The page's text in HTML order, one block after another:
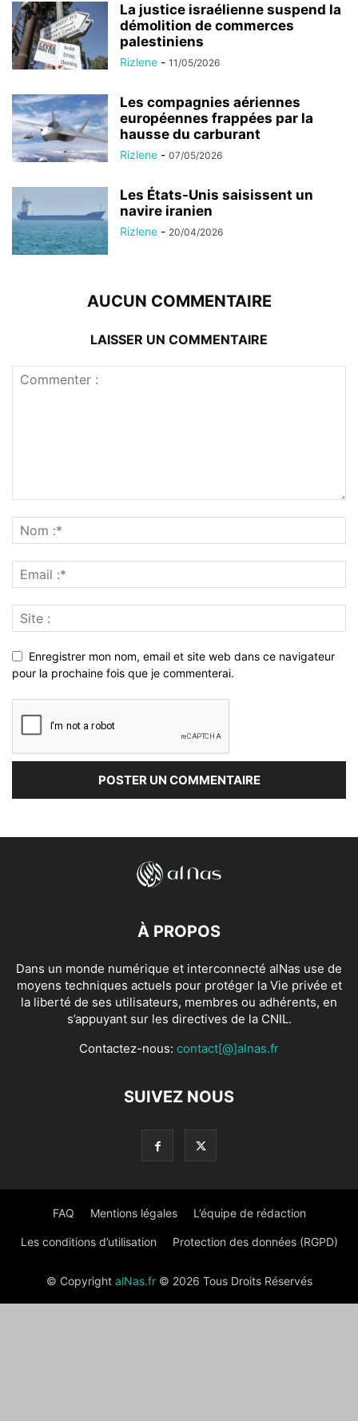
La justice israélienne suspend la
démolition de commerces
palestiniens
Rizlene - 11/05/2026
Les compagnies aériennes
européennes frappées par la
hausse du carburant
Rizlene - 07/05/2026
Les États-Unis saisissent un
navire iranien
Rizlene - 20/04/2026
AUCUN COMMENTAIRE
LAISSER UN COMMENTAIRE
Enregistrer mon nom, email et site web dans ce navigateur
pour la prochaine fois que je commenterai.
À PROPOS
Dans un monde numérique et interconnecté alNas use de
moyens techniques actuels pour protéger la Vie privée et
la liberté de ses utilisateurs, membres ou adhérents, en
s’appuyant sur les directives de la CNIL.
Contactez-nous: contact[@]alnas.fr
SUIVEZ NOUS
FAQ Mentions légales L’équipe de rédaction
Les conditions d’utilisation Protection des données (RGPD)
© Copyright alNas.fr© 2026 Tous Droits Réservés